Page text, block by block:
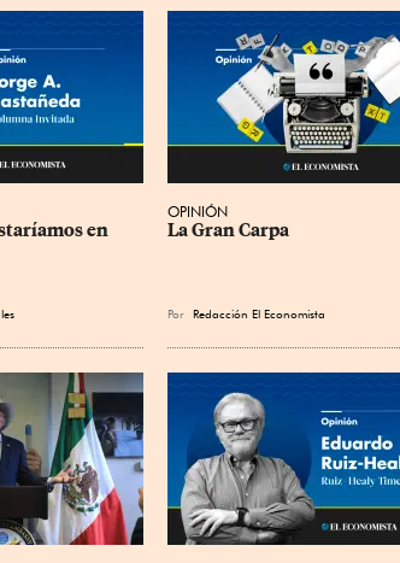
en
OPINIÓN
La Gran Carpa
Por Redacción El Economista